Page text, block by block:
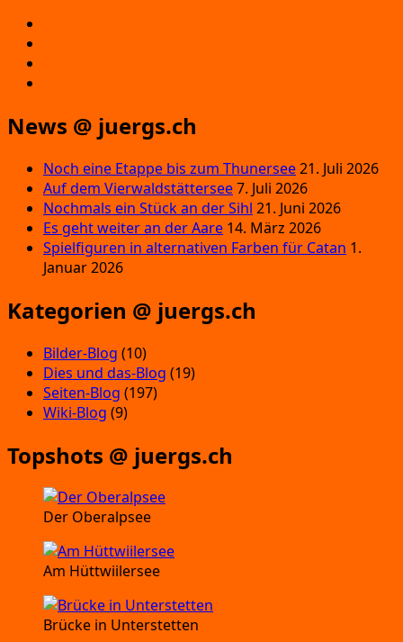
News @ juergs.ch
Noch eine Etappe bis zum Thunersee21. Juli 2026
Auf dem Vierwaldstättersee7. Juli 2026
Nochmals ein Stück an der Sihl 21. Juni 2026
Es geht weiter an der Aare 14. März 2026
Spielfiguren in alternativen Farben für Catan 1.
Januar 2026
Kategorien @ juergs.ch
Bilder-Blog (10)
Dies und das-Blog (19)
Seiten-Blog (197)
Wiki-Blog (9)
Topshots @ juergs.ch
Der Oberalpsee
Am Hüttwiilersee
Brücke in Unterstetten